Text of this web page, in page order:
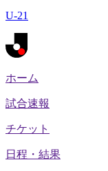
U-21
ホーム
試合速報
チケット
日程・結果